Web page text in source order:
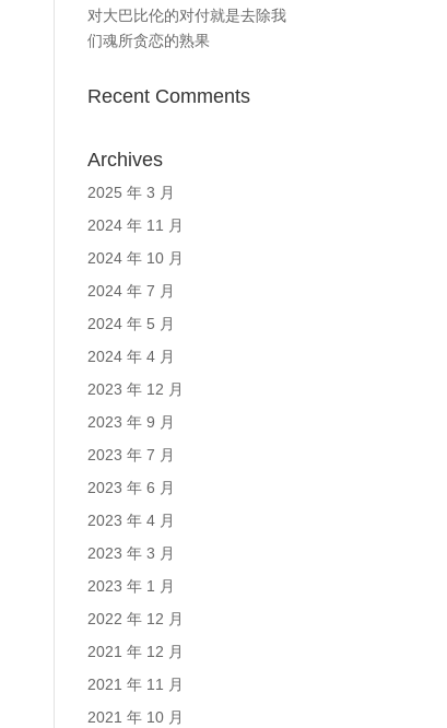
对大巴比伦的对付就是去除我
们魂所贪恋的熟果
Recent Comments
Archives
2025 年 3 月
2024 年 11 月
2024 年 10 月
2024 年 7 月
2024 年 5 月
2024 年 4 月
2023 年 12 月
2023 年 9 月
2023 年 7 月
2023 年 6 月
2023 年 4 月
2023 年 3 月
2023 年 1 月
2022 年 12 月
2021 年 12 月
2021 年 11 月
2021 年 10 月